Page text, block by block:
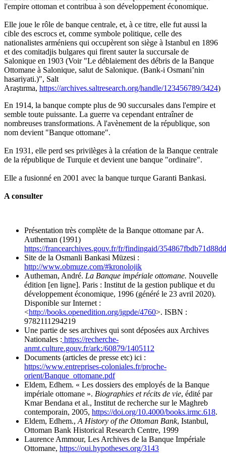
l'empire ottoman et contribua à son développement économique.
Elle joue le rôle de banque centrale, et, à ce titre, elle fut aussi la
cible des escrocs et, comme symbole politique, celle des
nationalistes arméniens qui occupèrent son siège à Istanbul en 1896
et des comitadjis bulgares qui firent sauter la succursale de
Salonique en 1903 (Voir "Le déblaiement des débris de la Banque
Ottomane à Salonique, salut de Salonique. (Bank-i Osmani’nin
hasariyati.)", Salt
Araştırma, https://archives.saltresearch.org/handle/123456789/3424)
En 1914, la banque compte plus de 90 succursales dans l'empire et
semble toute puissante. La guerre va cependant entraîner de
nombreuses transformations. A l'avènement de la république, son
nom devient "Banque ottomane".
En 1931, elle perd ses privilèges à la création de la Banque centrale
de la république de Turquie et devient une banque "ordinaire".
Elle a fusionné en 2001 avec la banque turque Garanti Bankasi.
A consulter
Présentation très complète de la Banque ottomane par A.
Autheman (1991)
https://francearchives.gouv.fr/fr/findingaid/
Site de la Osmanli Bankasi Müzesi :
http://www.obmuze.com/#kronolojik
Autheman, André. La Banque impériale ottomane. Nouvelle
édition [en ligne]. Paris : Institut de la gestion publique et du
développement économique, 1996 (généré le 23 avril 2020).
Disponible sur Internet :
<http://books.openedition.org/igpde/4760>. ISBN :
9782111294219
Une partie de ses archives qui sont déposées aux Archives
Nationales : https://recherche-
anmt.culture.gouv.fr/ark:/60879/1405112
Documents (articles de presse etc) ici :
https://www.entreprises-coloniales.fr/proche-
orient/Banque_ottomane.pdf
Eldem, Edhem. « Les dossiers des employés de la Banque
impériale ottomane ». Biographies et récits de vie, édité par
Kmar Bendana et al., Institut de recherche sur le Maghreb
contemporain, 2005, https://doi.org/10.4000/books.irmc.618.
Eldem, Edhem., A History of the Ottoman Bank, Istanbul,
Ottoman Bank Historical Research Centre, 1999
Laurence Ammour, Les Archives de la Banque Impériale
Ottomane, https://oui.hypotheses.org/3143